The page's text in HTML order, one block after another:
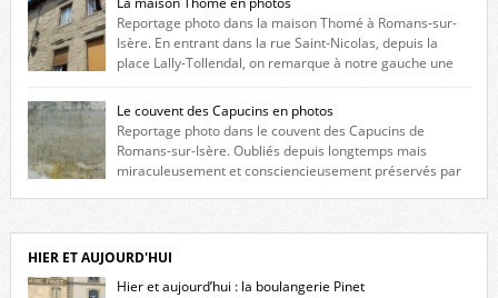
Reportage photo dans la maison Thomé à Romans-sur-
Isère. En entrant dans la rue Saint-Nicolas, depuis la
place Lally-Tollendal, on remarque à notre gauche une
maison construite au XVIè siècle. Les deux façades sont ornées de
fenêtres jumelles à meneaux. Entre ces deux étages, on peut voir une
niche qui contient une statue de la Vierge. […]
Le couvent des Capucins en photos
Reportage photo dans le couvent des Capucins de
Romans-sur-Isère. Oubliés depuis longtemps mais
miraculeusement et consciencieusement préservés par
l’histoire de la redécouverte de vestiges du couvent des Capucins ! Petit
retour sur l’histoire […]
HIER ET AUJOURD'HUI
Hier et aujourd’hui : la boulangerie Pinet